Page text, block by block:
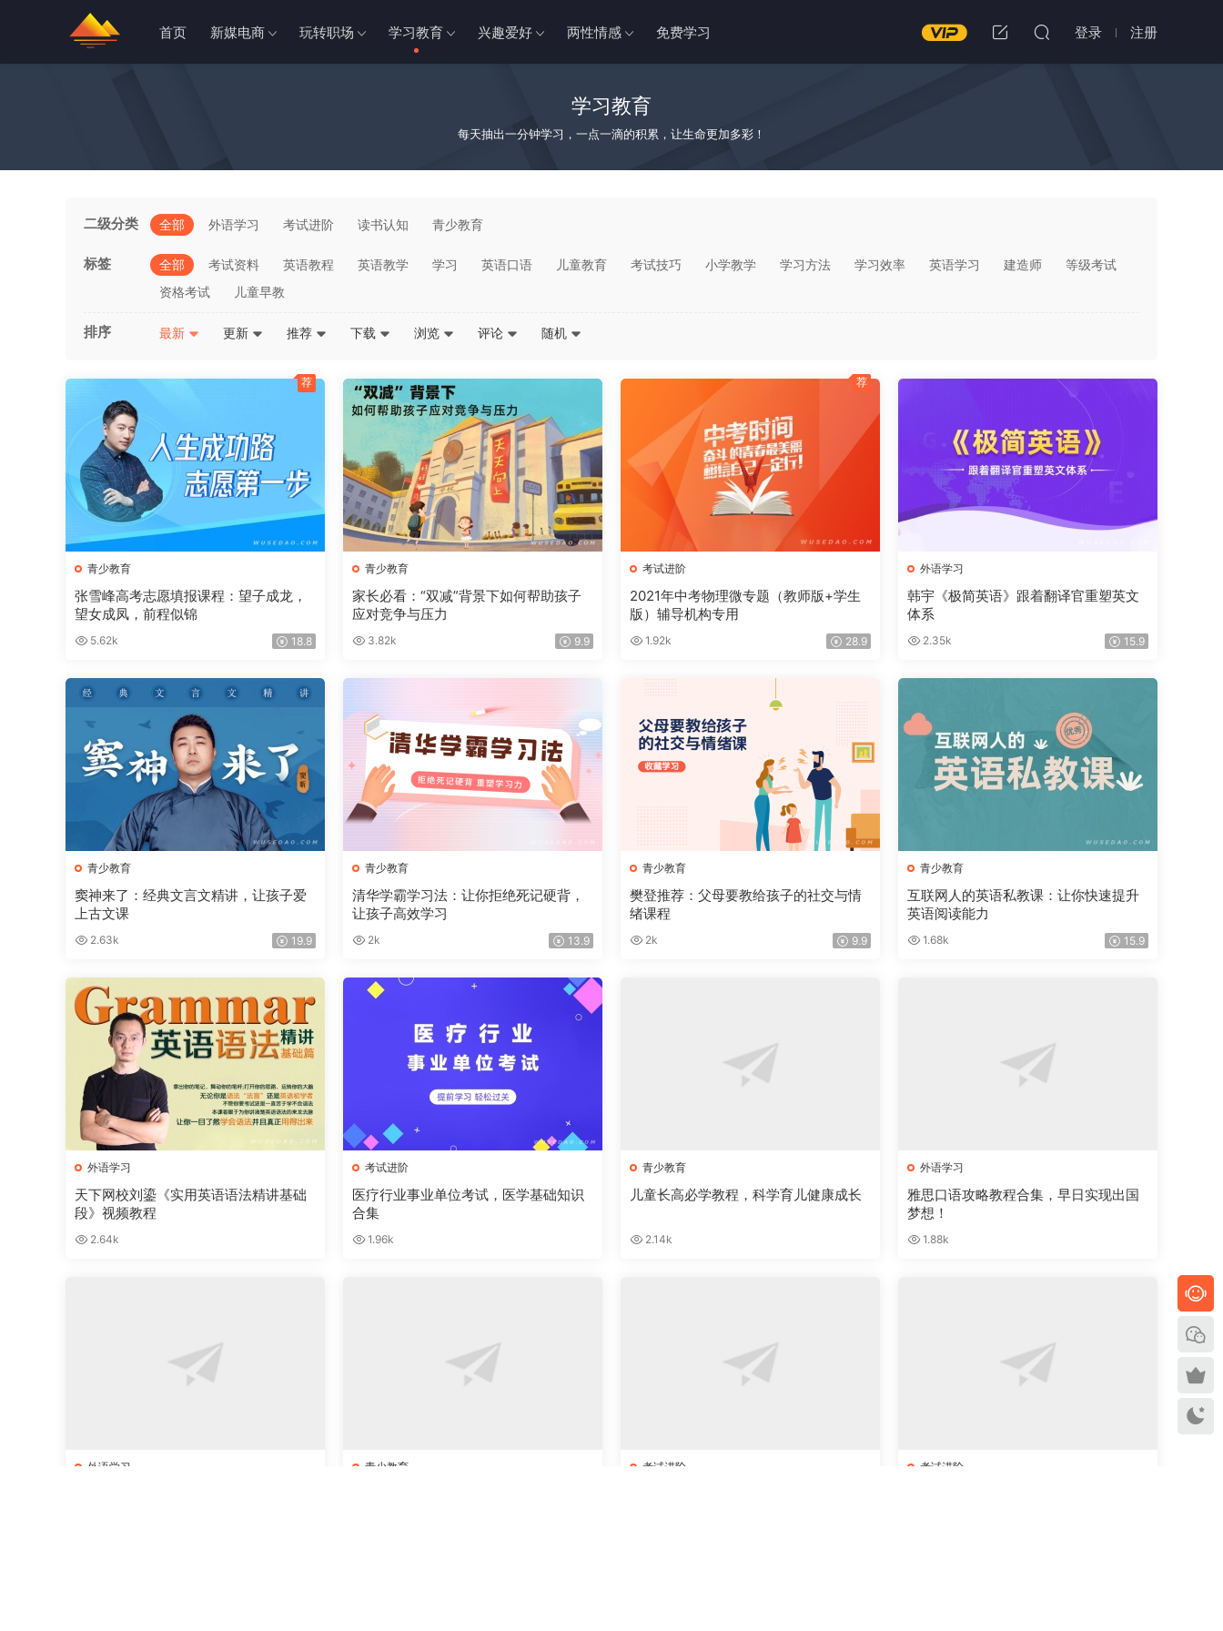
首页 新媒电商 玩转职场 学习教育 兴趣爱好 两性情感 免费学习 登录 注册
学习教育
每天抽出一分钟学习，一点一滴的积累，让生命更加多彩！
二级分类 全部 外语学习 考试进阶 读书认知 青少教育
标签 全部 考试资料 英语教程 英语教学 学习 英语口语 儿童教育 考试技巧 小学教学 学习方法 学习效率 英语学习 建造师
等级考试
资格考试
儿童早教
排序 最新 更新 推荐 下载 浏览 评论 随机
青少教育
张雪峰高考志愿填报课程：望子成龙，
望女成凤，前程似锦
5.62k 18.8
荐
青少教育
家长必看：“双减”背景下如何帮助孩子
应对竞争与压力
3.82k 9.9
考试进阶
2021年中考物理微专题（教师版+学生
版）辅导机构专用
1.92k 28.9
荐
外语学习
韩宇《极简英语》跟着翻译官重塑英文
体系
2.35k 15.9
青少教育
窦神来了：经典文言文精讲，让孩子爱
上古文课
2.63k 19.9
青少教育
清华学霸学习法：让你拒绝死记硬背，
让孩子高效学习
2k 13.9
青少教育
樊登推荐：父母要教给孩子的社交与情
绪课程
2k 9.9
青少教育
互联网人的英语私教课：让你快速提升
英语阅读能力
1.68k 15.9
外语学习
天下网校刘鎏《实用英语语法精讲基础
段》视频教程
2.64k
考试进阶
医疗行业事业单位考试，医学基础知识
合集
1.96k
青少教育
儿童长高必学教程，科学育儿健康成长
2.14k
外语学习
雅思口语攻略教程合集，早日实现出国
梦想！
1.88k
外语学习 青少教育 考试进阶 考试进阶